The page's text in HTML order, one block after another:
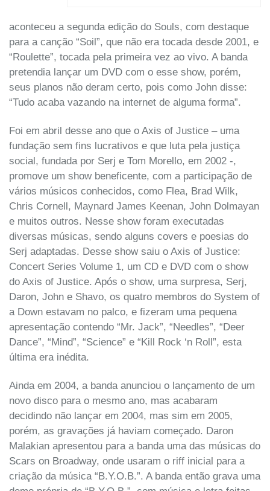
aconteceu a segunda edição do Souls, com destaque
para a canção “Soil”, que não era tocada desde 2001, e
“Roulette”, tocada pela primeira vez ao vivo. A banda
pretendia lançar um DVD com o esse show, porém,
seus planos não deram certo, pois como John disse:
“Tudo acaba vazando na internet de alguma forma”.
Foi em abril desse ano que o Axis of Justice – uma
fundação sem fins lucrativos e que luta pela justiça
social, fundada por Serj e Tom Morello, em 2002 -,
promove um show beneficente, com a participação de
vários músicos conhecidos, como Flea, Brad Wilk,
Chris Cornell, Maynard James Keenan, John Dolmayan
e muitos outros. Nesse show foram executadas
diversas músicas, sendo alguns covers e poesias do
Serj adaptadas. Desse show saiu o Axis of Justice:
Concert Series Volume 1, um CD e DVD com o show
do Axis of Justice. Após o show, uma surpresa, Serj,
Daron, John e Shavo, os quatro membros do System of
a Down estavam no palco, e fizeram uma pequena
apresentação contendo “Mr. Jack”, “Needles”, “Deer
Dance”, “Mind”, “Science” e “Kill Rock ‘n Roll”, esta
última era inédita.
Ainda em 2004, a banda anunciou o lançamento de um
novo disco para o mesmo ano, mas acabaram
decidindo não lançar em 2004, mas sim em 2005,
porém, as gravações já haviam começado. Daron
Malakian apresentou para a banda uma das músicas do
Scars on Broadway, onde usaram o riff inicial para a
criação da música “B.Y.O.B.”. A banda então grava uma